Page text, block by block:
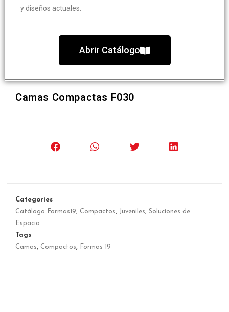
y diseños actuales.
Abrir Catálogo
Camas Compactas F030
Categories
Catálogo Formas19, Compactos, Juveniles, Soluciones de
Espacio
Tags
Camas, Compactos, Formas 19